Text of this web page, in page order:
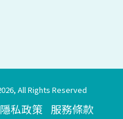
All Rights Reserved
隱私政策 服務條款